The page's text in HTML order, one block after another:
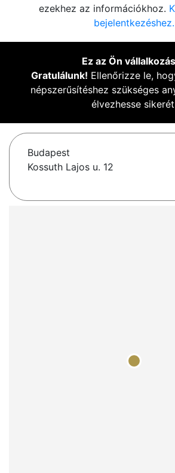
ezekhez az információkhoz.
bejelentkezéshez.
Ez az Ön
Gratulálunk! Ellenőrizze le,
népszerűsítéshez szükséges
élvezhesse
Budapest
Kossuth Lajos u. 12